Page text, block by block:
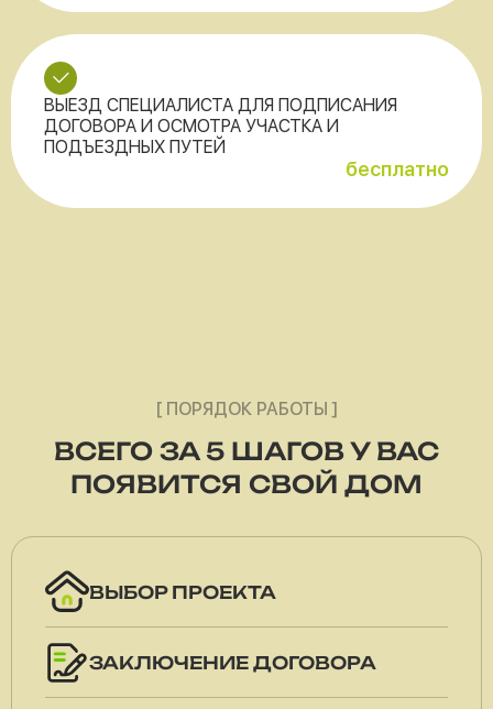
ВЫЕЗД СПЕЦИАЛИСТА ДЛЯ ПОДПИСАНИЯ
ДОГОВОРА И ОСМОТРА УЧАСТКА И
ПОДЪЕЗДНЫХ ПУТЕЙ
бесплатно
[ ПОРЯДОК РАБОТЫ ]
ВСЕГО ЗА 5 ШАГОВ У ВАС
ПОЯВИТСЯ СВОЙ ДОМ
ВЫБОР ПРОЕКТА
ЗАКЛЮЧЕНИЕ ДОГОВОРА